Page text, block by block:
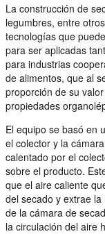
La construcción de
legumbres, entre
tecnologías que
para ser aplicadas
para industrias
de alimentos, que al
proporción de su
propiedades
El equipo se basó en
el colector y la
calentado por el
sobre el producto.
que el aire caliente
del secado y extrae
de la cámara de
la circulación del aire